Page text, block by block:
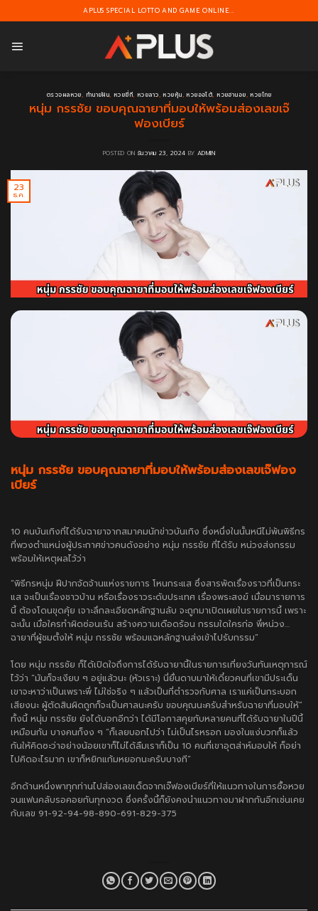
to
APLUS SPECIAL LOTTO AND GAME ONLINE...
ตรวจผลหวย, ทำนายฝัน, หวยยี่กี, หวยลาว, หวยหุ้น, หวยออโต้, หวยฮานอย, หวยไทย
หนุ่ม กรรชัย ขอบคุณฉายาที่มอบให้พร้อมส่องเลขเจ๊
ฟองเบียร์
POSTED ONธันวาคม 23, 2024 BYADMIN
23
ธ.ค.
หนุ่ม กรรชัย ขอบคุณฉายาที่มอบให้พร้อมส่องเลขเจ๊ฟอง
เบียร์
10 คนบันเทิงที่ได้รับฉายาจากสมาคมนักข่าวบันเทิง ซึ่งหนึ่งในนั้นหนีไม่พ้นพิธีกร
ที่พวงตำแหน่งผู้ประกาศข่าวคนดังอย่าง หนุ่ม กรรชัย ที่ได้รับ หน่วงส่งกรรม
พร้อมให้เหตุผลไว้ว่า
“พิธีกรหนุ่ม ฝีปากจัดจ้านแห่งรายการ โหนกระแส ซึ่งสารพัดเรื่องราวที่เป็นกระ
แส จะเป็นเรื่องชาวบ้าน หรือเรื่องราวระดับประเทศ เรื่องพระสงฆ์ เมื่อมารายการ
นี้ ต้องโดนขุดคุ้ย เจาะลึกละเอียดหลักฐานลับ จะถูกมาเปิดเผยในรายการนี้ เพราะ
ฉะนั้น เมื่อใครทำผิดซ่อนเร้น สร้างความเดือดร้อน กรรมใดใครก่อ พี่หน่วง…
ฉายาที่ผู้ชมตั้งให้ หนุ่ม กรรชัย พร้อมแฉหลักฐานส่งเข้าไปรับกรรม”
โดย หนุ่ม กรรชัย ก็ได้เปิดใจถึงการได้รับฉายานี้ในรายการเที่ยงวันทันเหตุการณ์
ไว้ว่า “มันก็จะเงียบ ๆ อยู่แล้วนะ (หัวเราะ) นี่ยื่นดาบมาให้เดี๋ยวคนที่เขามีประเด็น
เขาจะหาว่าเป็นเพราะพี่ ไม่ใช่จริง ๆ แล้วเป็นที่ตำรวจกับศาล เราแค่เป็นกระบอก
เสียงนะ ผู้ตัดสินผิดถูกก็จะเป็นศาลนะครับ ขอบคุณนะครับสำหรับฉายาที่มอบให้”
ทั้งนี้ หนุ่ม กรรชัย ยังได้บอกอีกว่า ได้มีโอกาสคุยกับหลายคนที่ได้รับฉายาในปีนี้
เหมือนกัน บางคนก็งง ๆ “ก็เลยบอกไปว่า ไม่เป็นไรหรอก มองในแง่บวกก็แล้ว
กันให้คิดซะว่าอย่างน้อยเขาก็ไม่ได้ลืมเราก็เป็น 10 คนที่เขาอุตส่าห์มอบให้ ก็อย่า
ไปคิดอะไรมาก เขาก็หยิกแก้มหยอกนะครับบางที”
อีกด้านหนึ่งพาทุกท่านไปส่องเลขเด็ดจากเจ๊ฟองเบียร์ที่ให้แนวทางในการซื้อหวย
จนแฟนคลับรอคอยกันทุกงวด ซึ่งครั้งนี้ก็ยังคงนำแนวทางมาฝากกันอีกเช่นเคย
กับเลข 91-92-94-98-890-691-829-375